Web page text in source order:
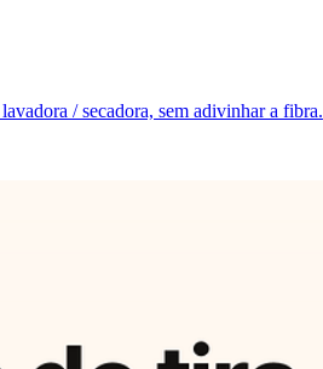
/ secadora, sem adivinhar a fibra.